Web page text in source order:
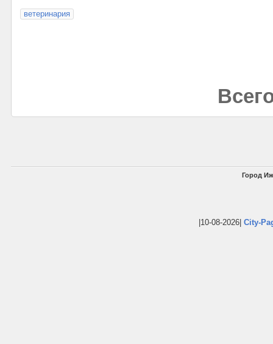
ветеринария
Город
|10-08-2026| City-